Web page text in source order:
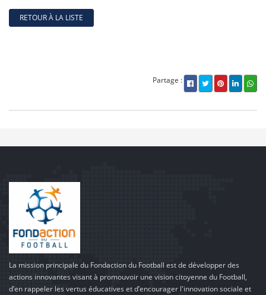
RETOUR À LA LISTE
Partage :
La mission principale du Fondaction du Football est de développer des
actions innovantes visant à promouvoir une vision citoyenne du Football,
d’en rappeler les vertus éducatives et d’encourager l'innovation sociale et